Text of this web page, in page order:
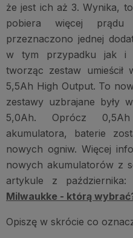
że jest ich aż 3. Wynika,
pobiera więcej
przeznaczono jednej
w tym przypadku jak i
tworząc zestaw umieścił
5,5Ah High Output. To
zestawy uzbrajane były
5,0Ah. Oprócz 0,5Ah
akumulatora, baterie
nowych ogniw. Więcej
nowych akumulatorów z
artykule z października:
Milwaukke - którą
Opiszę w skrócie co